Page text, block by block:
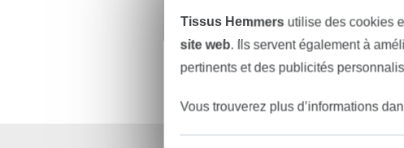
Tissus Hemmers utilise des cookies
site web. Ils servent également à
pertinents et des publicités
Vous trouverez plus d’informations